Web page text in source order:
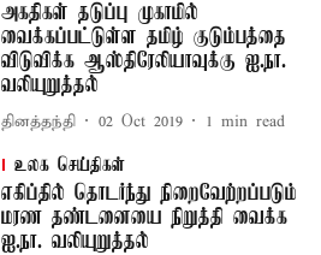
அகதிகள் தடுப்பு முகாமில்
வைக்கப்பட்டுள்ள தமிழ் குடும்பத்தை
விடுவிக்க ஆஸ்திரேலியாவுக்கு ஐ.நா.
வலியுறுத்தல்
தினத்தந்தி 02 Oct 2019 1 min read
உலக செய்திகள்
எகிப்தில் தொடர்ந்து நிறைவேற்றப்படும்
மரண தண்டனையை நிறுத்தி வைக்க
ஐ.நா. வலியுறுத்தல்